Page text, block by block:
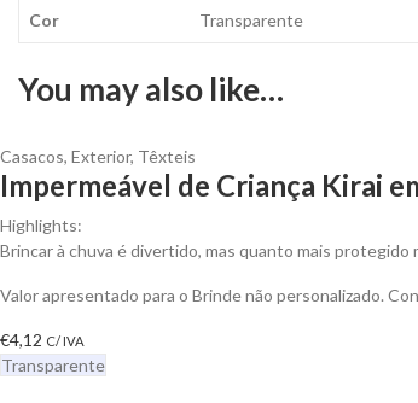
Cor Transparente
You may also like…
Casacos, Exterior, Têxteis
Impermeável de Criança Kirai
Highlights:
Brincar à chuva é divertido, mas quanto mais protegido
Valor apresentado para o Brinde não personalizado.
€4,12 C/ IVA
Transparente